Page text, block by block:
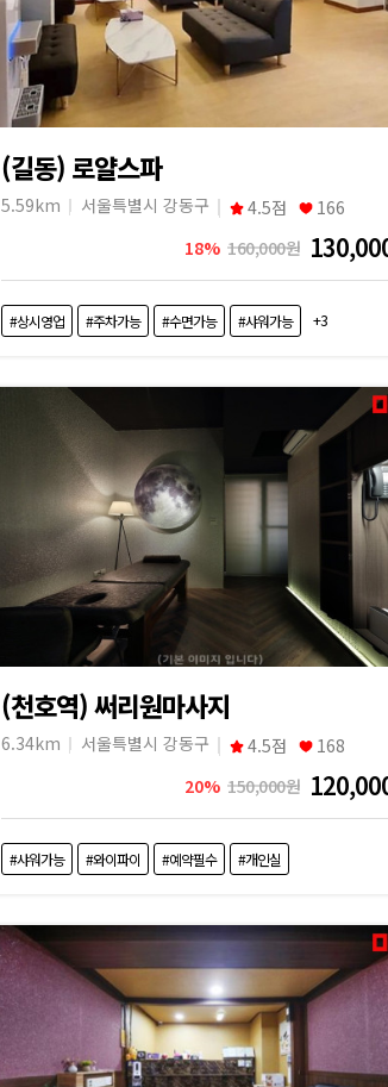
(길동) 로얄스파
5.59km 서울특별시 강동구 4.5점
166
18% 160,000원
#상시영업 #주차가능 #수면가능 #샤워가능 +3
(천호역) 써리원마사지
6.34km 서울특별시 강동구 4.5점
168
20% 150,000원
#샤워가능 #와이파이 #예약필수 #개인실